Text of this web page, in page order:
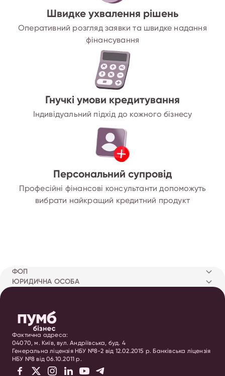
Швидке ухвалення рішень
Оперативний розгляд заявки та швидке надання
фінансування
Гнучкі умови кредитування
Індивідуальний підхід до кожного бізнесу
Персональний супровід
Професійні фінансові консультанти допоможуть
вибрати найкращий кредитний продукт
ФОП
ЮРИДИЧНА ОСОБА
Фактична адреса:
04070, м. Київ, вул. Андріївська, буд. 4
Генеральна ліцензія НБУ №8-2 від 12.02.2015 р. Банківська ліцензія
НБУ №8 від 06.10.2011 р.